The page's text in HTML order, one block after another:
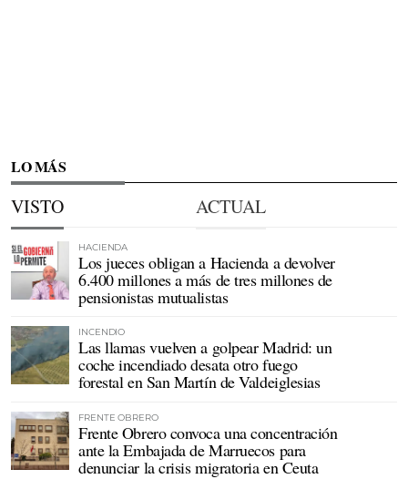
LO MÁS
VISTO ACTUAL
HACIENDA
Los jueces obligan a Hacienda a devolver
6.400 millones a más de tres millones de
pensionistas mutualistas
INCENDIO
Las llamas vuelven a golpear Madrid: un
coche incendiado desata otro fuego
forestal en San Martín de Valdeiglesias
FRENTE OBRERO
Frente Obrero convoca una concentración
ante la Embajada de Marruecos para
denunciar la crisis migratoria en Ceuta